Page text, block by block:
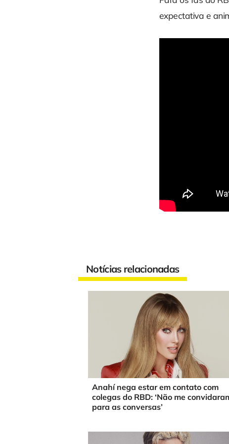
expectativa e
Notícias relacionadas
Anahí nega estar em contato com
colegas do RBD: ‘Não me
para as conversas’